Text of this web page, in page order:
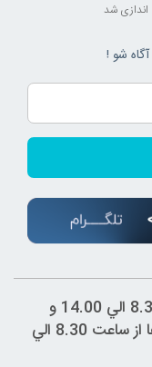
شد
شو !
شنبه تا چهار شنبه: صبح ها از ساعت 8.30 الي 14.00 و
بعداظهر ها 16 الي 19.30 پنج شنبه ها از ساعت 8.30 الي